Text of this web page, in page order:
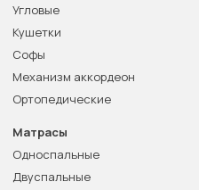
Угловые
Кушетки
Софы
Механизм аккордеон
Ортопедические
Матрасы
Односпальные
Двуспальные